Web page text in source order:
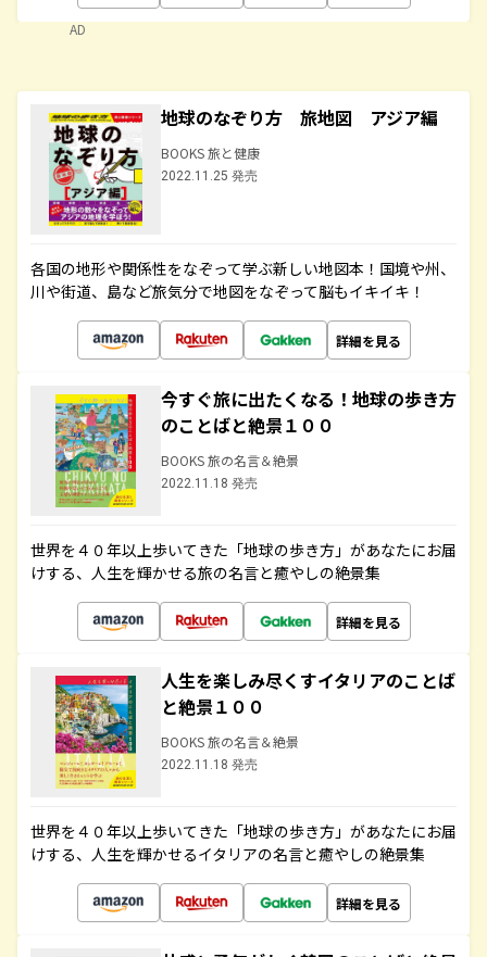
AD
地球のなぞり方 旅地図 アジア編
BOOKS 旅と健康
2022.11.25 発売
各国の地形や関係性をなぞって学ぶ新しい地図本！国境や州、
川や街道、島など旅気分で地図をなぞって脳もイキイキ！
詳細を見る
今すぐ旅に出たくなる！地球の歩き方
のことばと絶景１００
BOOKS 旅の名言＆絶景
2022.11.18 発売
世界を４０年以上歩いてきた「地球の歩き方」があなたにお届
けする、人生を輝かせる旅の名言と癒やしの絶景集
詳細を見る
人生を楽しみ尽くすイタリアのことば
と絶景１００
BOOKS 旅の名言＆絶景
2022.11.18 発売
世界を４０年以上歩いてきた「地球の歩き方」があなたにお届
けする、人生を輝かせるイタリアの名言と癒やしの絶景集
詳細を見る